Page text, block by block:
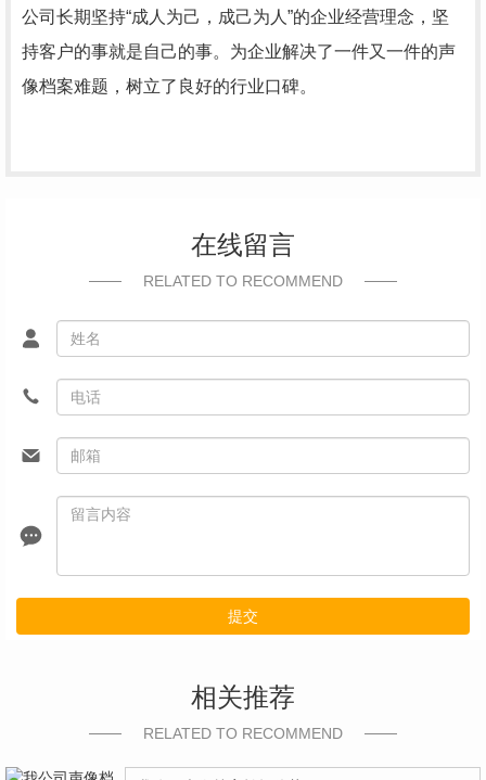
公司长期坚持“成人为己，成己为人”的企业经营理念，坚
持客户的事就是自己的事。为企业解决了一件又一件的声
像档案难题，树立了良好的行业口碑。
在线留言
RELATED TO RECOMMEND
提交
相关推荐
RELATED TO RECOMMEND